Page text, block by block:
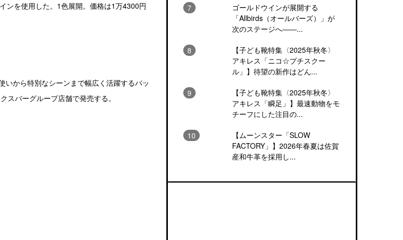
ンを使用した。1色展開。価格は1万4300円
いから特別なシーンまで幅広く活躍するバッ
スバーグループ店舗で発売する。
ゴールドウインが展開する
「Allbirds（オールバーズ）」が
次のステージへ――...
【子ども靴特集〈2025年秋冬〉
アキレス「ニコ☆プチスクー
ル」】待望の新作はどん...
【子ども靴特集〈2025年秋冬〉
アキレス「瞬足」】最速動物をモ
チーフにした注目の...
【ムーンスター「SLOW
FACTORY」】2026年春夏は佐賀
産和牛革を採用し...